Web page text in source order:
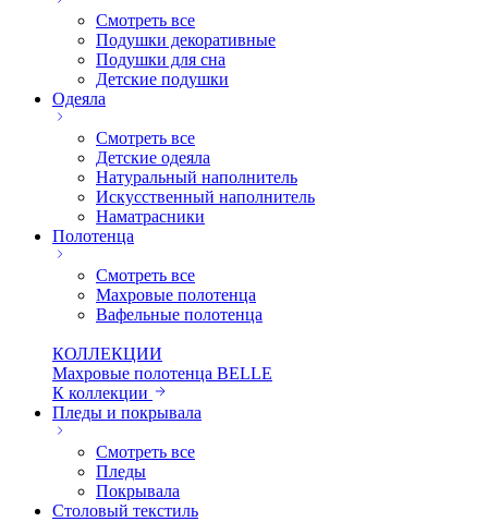
Смотреть все
Подушки декоративные
Подушки для сна
Детские подушки
Одеяла
Смотреть все
Детские одеяла
Натуральный наполнитель
Искуcственный наполнитель
Наматрасники
Полотенца
Смотреть все
Махровые полотенца
Вафельные полотенца
КОЛЛЕКЦИИ
Махровые полотенца BELLE
К коллекции
Пледы и покрывала
Смотреть все
Пледы
Покрывала
Столовый текстиль